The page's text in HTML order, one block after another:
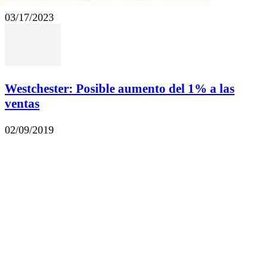
03/17/2023
Westchester: Posible aumento del 1% a las
ventas
02/09/2019